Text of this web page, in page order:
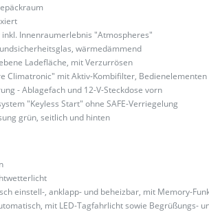
Innenraumerlebnis "Atmospheres"
wärmedämmend
Ladefläche, mit Verzurrösen
Climatronic" mit Aktiv-Kombifilter,
- Ablagefach und 12-V-Steckdose vorn
"Keyless Start" ohne SAFE-Verriegelung
grün, seitlich und hinten
einstell-, anklapp- und beheizbar, mit Memory-
mit LED-Tagfahrlicht sowie Begrüßungs-